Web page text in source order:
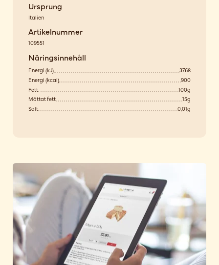
Ursprung
Italien
Artikelnummer
109551
Näringsinnehåll
Energi (kJ)
3768
Energi (kcal)
900
Fett
100g
Mättat fett
15g
Salt
0,01g